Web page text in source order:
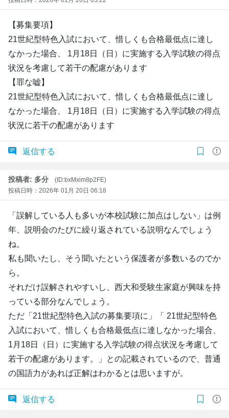
【募集要項】
21世紀型特色入試において、惜しくも合格最低点に達し
なかった場合、 1月18日（日）に実施する入学試験の得点
状況を考慮して若干の配慮があります
【罪な嘘】
21世紀型特色入試において、惜しくも合格最低点に達し
なかった場合、 1月18日（日）に実施する入学試験の得点
状況に若干の配慮があります
返信する
投稿者: 多分
(ID:bxMxim8p2FE)
投稿日時：2026年 01月 20日 06:18
「誤解している人も多いが本校試験に加点はしない」は例
年、説明会のたびに繰り返されている説明なんでしょう
ね。
私も聞いたし、そう聞いたという保護者が多数いるのでか
ら。
それだけ誤解されやすいし、西大和受験生家庭が興味を持
っている部分なんでしょう。
ただ「21世紀型特色入試の募集要項に」「 21世紀型特色
入試において、惜しくも合格最低点に達しなかった場合、
1月18日（日）に実施する入学試験の得点状況を考慮して
若干の配慮があります。」との記載されているので、普通
の国語力があれば正解はわかるとは思いますが。
返信する